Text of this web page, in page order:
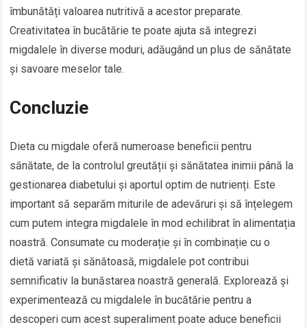
îmbunătăți valoarea nutritivă a acestor preparate.
Creativitatea în bucătărie te poate ajuta să integrezi
migdalele în diverse moduri, adăugând un plus de sănătate
și savoare meselor tale.
Concluzie
Dieta cu migdale oferă numeroase beneficii pentru
sănătate, de la controlul greutății și sănătatea inimii până la
gestionarea diabetului și aportul optim de nutrienți. Este
important să separăm miturile de adevăruri și să înțelegem
cum putem integra migdalele în mod echilibrat în alimentația
noastră. Consumate cu moderație și în combinație cu o
dietă variată și sănătoasă, migdalele pot contribui
semnificativ la bunăstarea noastră generală. Explorează și
experimentează cu migdalele în bucătărie pentru a
descoperi cum acest superaliment poate aduce beneficii